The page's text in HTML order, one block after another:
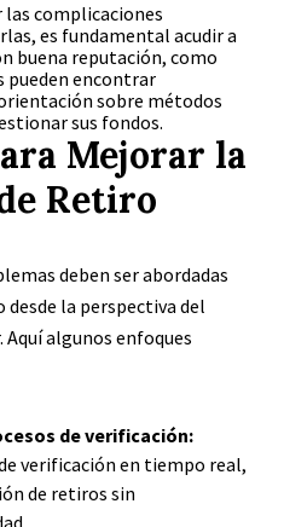
complicaciones
es fundamental acudir a
buena reputación, como
pueden encontrar
sobre métodos
sus fondos.
Mejorar la
Retiro
deben ser abordadas
la perspectiva del
algunos enfoques
de verificación:
verificación en tiempo real,
de retiros sin